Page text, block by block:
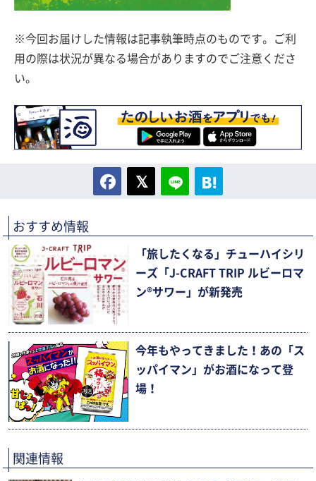
※今回お届けした情報は記事執筆時点のものです。ご利
用の際は状況が異なる場合がありますのでご注意くださ
い。
おすすめ情報
「旅したくなる」チューハイシリ
ーズ「J-CRAFT TRIP ルビーロマ
ン®サワー」が新発売
今年もやってきました！あの「ス
ッパイマン」がお酒になって登
場！
関連情報